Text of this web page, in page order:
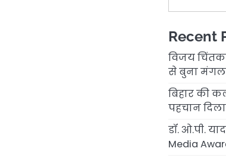
Recent
विजय
से बुना
बिहार की
पहचान
डॉ. ओ.पी.
Media